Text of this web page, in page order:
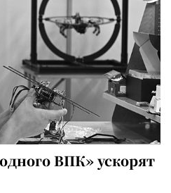
ВПК» ускорят